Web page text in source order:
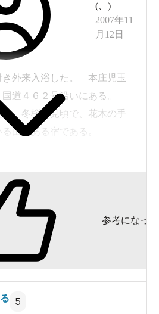
埼玉県寄りですので東京から
しませんでした。
温泉宿としてのクオリティ
(
)
2007年11
月12日
き外来入浴した。 本庄児玉
国道４６２号沿いにある。
、冬桜も見頃で、花木の手
由緒ある宿である。
までバスツアーで味わった
で美味しかった。
泉風呂と加水循環ろ過の湯
つるつるになるとともに疲
参考になった
5